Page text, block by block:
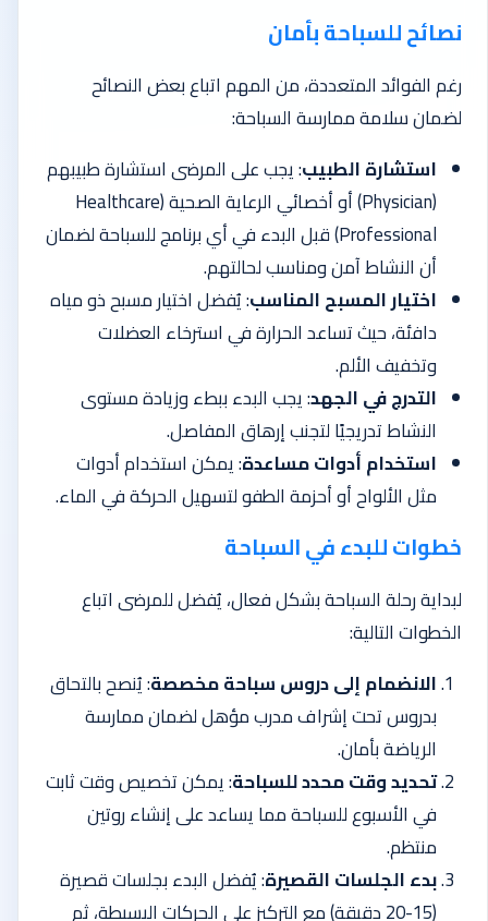
نصائح للسباحة بأمان
رغم الفوائد المتعددة، من المهم اتباع بعض النصائح
لضمان سلامة ممارسة السباحة:
استشارة الطبيب: يجب على المرضى استشارة طبيبهم
(Physician) أو أخصائي الرعاية الصحية (Healthcare
Professional) قبل البدء في أي برنامج للسباحة لضمان
أن النشاط آمن ومناسب لحالتهم.
اختيار المسبح المناسب: يُفضل اختيار مسبح ذو مياه
دافئة، حيث تساعد الحرارة في استرخاء العضلات
وتخفيف الألم.
التدرج في الجهد: يجب البدء ببطء وزيادة مستوى
النشاط تدريجيًا لتجنب إرهاق المفاصل.
استخدام أدوات مساعدة: يمكن استخدام أدوات
مثل الألواح أو أحزمة الطفو لتسهيل الحركة في الماء.
خطوات للبدء في السباحة
لبداية رحلة السباحة بشكل فعال، يُفضل للمرضى اتباع
الخطوات التالية:
الانضمام إلى دروس سباحة مخصصة: يُنصح بالتحاق
بدروس تحت إشراف مدرب مؤهل لضمان ممارسة
الرياضة بأمان.
تحديد وقت محدد للسباحة: يمكن تخصيص وقت ثابت
في الأسبوع للسباحة مما يساعد على إنشاء روتين
منتظم.
بدء الجلسات القصيرة: يُفضل البدء بجلسات قصيرة
(15-20 دقيقة) مع التركيز على الحركات البسيطة، ثم